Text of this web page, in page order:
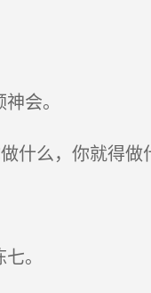
会。
什么，你就得做
。